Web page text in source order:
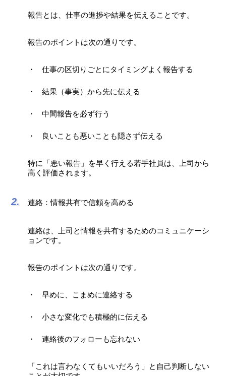
報告とは、仕事の進捗や結果を伝えることです。
報告のポイントは次の通りです。
仕事の区切りごとにタイミングよく報告する
結果（事実）から先に伝える
中間報告を必ず行う
良いことも悪いことも隠さず伝える
特に「悪い報告」を早く行える若手社員は、上司から
高く評価されます。
連絡：情報共有で信頼を高める
連絡は、上司と情報を共有するためのコミュニケーシ
ョンです。
報告のポイントは次の通りです。
早めに、こまめに連絡する
小さな変化でも積極的に伝える
連絡後のフォローも忘れない
「これは言わなくてもいいだろう」と自己判断しない